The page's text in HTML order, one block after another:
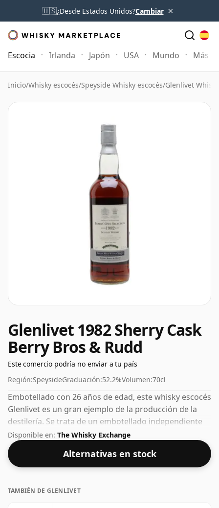
🇺🇸¿Desde Estados Unidos?Cambiar ×
Escocia Irlanda Japón USA Mundo Más
Inicio/Whisky escocés/Speyside Whisky escocés/Glenlivet Whisky
Glenlivet 1982 Sherry Cask
Berry Bros & Rudd
Este comercio podría no enviar a tu país
Región:SpeysideGraduación:52.2%Volumen:70cl
Embotellado con 26 años de edad, este whisky escocés
Glenlivet es un gran ejemplo de la producción de la
destilería. Se trata de un embotellado independiente
de la respetada empresa de whisky Berry Bros & Rudd.
Viene en una botella estándar de 70 cl con una
concentración no estándar del 52,2%.
Disponible en: The Whisky Exchange
Alternativas en stock
TAMBIÉN DE GLENLIVET